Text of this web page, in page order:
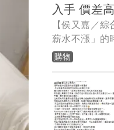
入手 價差
【侯又嘉／
薪水不漲」的
錢！對小資女
是努力生活後
就感，不只是
精品動輒上萬
些人會找海外
稅店挖好康。
購物